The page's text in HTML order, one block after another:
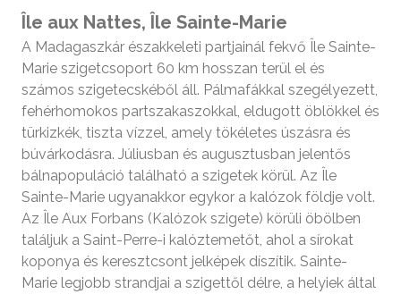
Île aux Nattes, Île Sainte-Marie
A Madagaszkár északkeleti partjainál fekvő Île Sainte-
Marie szigetcsoport 60 km hosszan terül el és
számos szigetecskéből áll. Pálmafákkal szegélyezett,
fehérhomokos partszakaszokkal, eldugott öblökkel és
türkizkék, tiszta vízzel, amely tökéletes úszásra és
búvárkodásra. Júliusban és augusztusban jelentős
bálnapopuláció található a szigetek körül. Az Île
Sainte-Marie ugyanakkor egykor a kalózok földje volt.
Az Île Aux Forbans (Kalózok szigete) körüli öbölben
találjuk a Saint-Perre-i kalóztemetőt, ahol a sírokat
koponya és keresztcsont jelképek díszítik. Sainte-
Marie legjobb strandjai a szigettől délre, a helyiek által